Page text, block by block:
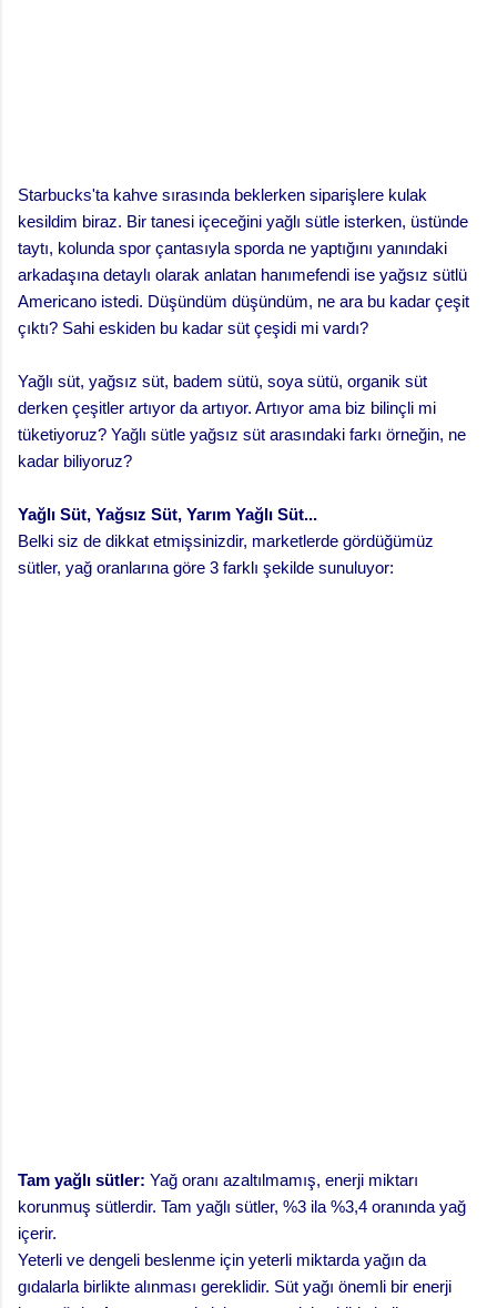
Starbucks'ta kahve sırasında beklerken siparişlere kulak
kesildim biraz. Bir tanesi içeceğini yağlı sütle isterken, üstünde
taytı, kolunda spor çantasıyla sporda ne yaptığını yanındaki
arkadaşına detaylı olarak anlatan hanımefendi ise yağsız sütlü
Americano istedi. Düşündüm düşündüm, ne ara bu kadar çeşit
çıktı? Sahi eskiden bu kadar süt çeşidi mi vardı?
Yağlı süt, yağsız süt, badem sütü, soya sütü, organik süt
derken çeşitler artıyor da artıyor. Artıyor ama biz bilinçli mi
tüketiyoruz? Yağlı sütle yağsız süt arasındaki farkı örneğin, ne
kadar biliyoruz?
Yağlı Süt, Yağsız Süt, Yarım Yağlı Süt...
Belki siz de dikkat etmişsinizdir, marketlerde gördüğümüz
sütler, yağ oranlarına göre 3 farklı şekilde sunuluyor:
Tam yağlı sütler: Yağ oranı azaltılmamış, enerji miktarı
korunmuş sütlerdir. Tam yağlı sütler, %3 ila %3,4 oranında yağ
içerir.
Yeterli ve dengeli beslenme için yeterli miktarda yağın da
gıdalarla birlikte alınması gereklidir. Süt yağı önemli bir enerji